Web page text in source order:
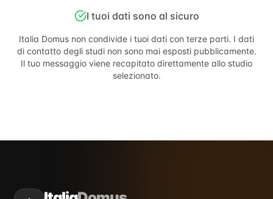
I tuoi dati sono al sicuro
Italia Domus non condivide i tuoi dati con terze parti. I dati
di contatto degli studi non sono mai esposti pubblicamente.
Il tuo messaggio viene recapitato direttamente allo studio
selezionato.